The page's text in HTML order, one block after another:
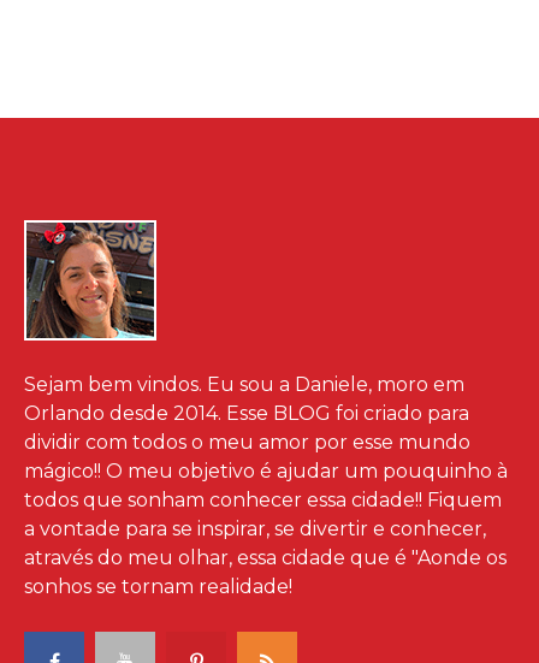
Sejam bem vindos. Eu sou a Daniele, moro em
Orlando desde 2014. Esse BLOG foi criado para
dividir com todos o meu amor por esse mundo
mágico!! O meu objetivo é ajudar um pouquinho à
todos que sonham conhecer essa cidade!! Fiquem
a vontade para se inspirar, se divertir e conhecer,
através do meu olhar, essa cidade que é "Aonde os
sonhos se tornam realidade!